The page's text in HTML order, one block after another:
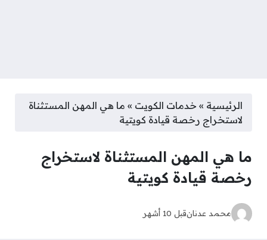
الرئيسية » خدمات الكويت » ما هي المهن المستثناة
لاستخراج رخصة قيادة كويتية
ما هي المهن المستثناة لاستخراج
رخصة قيادة كويتية
محمد عدنانقبل 10 أشهر